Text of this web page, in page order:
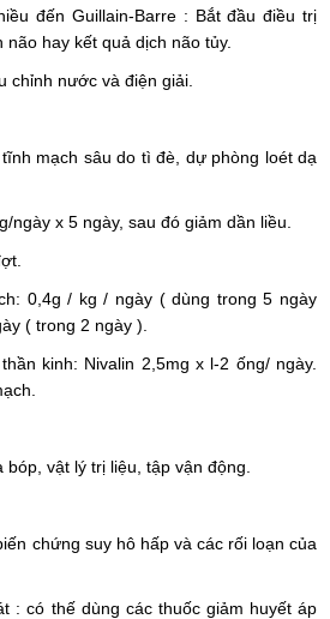
đến Guillain-Barre : Bắt đầu điều trị
hay kết quả dịch não tủy.
chỉnh nước và điện giải.
mạch sâu do tì đè, dự phòng loét dạ
ngày x 5 ngày, sau đó giảm dần liều.
0,4g / kg / ngày ( dùng trong 5 ngày
( trong 2 ngày ).
kinh: Nivalin 2,5mg x l-2 ống/ ngày.
vật lý trị liệu, tập vận động.
chứng suy hô hấp và các rối loạn của
: có thế dùng các thuốc giảm huyết áp